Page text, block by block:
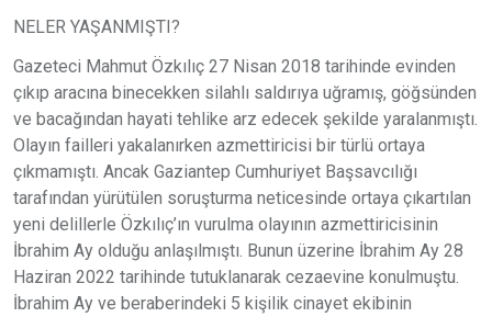
NELER YAŞANMIŞTI?
Gazeteci Mahmut Özkılıç 27 Nisan 2018 tarihinde evinden
çıkıp aracına binecekken silahlı saldırıya uğramış, göğsünden
ve bacağından hayati tehlike arz edecek şekilde yaralanmıştı.
Olayın failleri yakalanırken azmettiricisi bir türlü ortaya
çıkmamıştı. Ancak Gaziantep Cumhuriyet Başsavcılığı
tarafından yürütülen soruşturma neticesinde ortaya çıkartılan
yeni delillerle Özkılıç’ın vurulma olayının azmettiricisinin
İbrahim Ay olduğu anlaşılmıştı. Bunun üzerine İbrahim Ay 28
Haziran 2022 tarihinde tutuklanarak cezaevine konulmuştu.
İbrahim Ay ve beraberindeki 5 kişilik cinayet ekibinin